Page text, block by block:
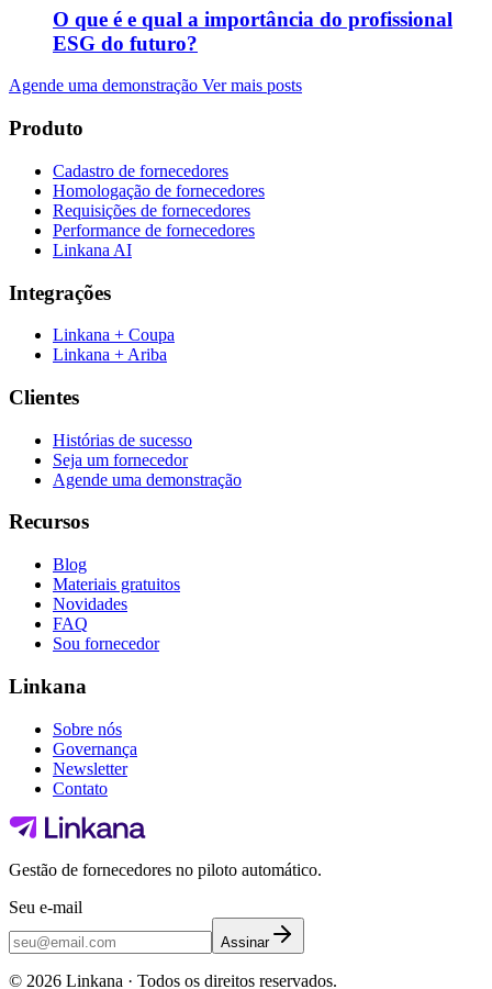
O que é e qual a importância do profissional
ESG do futuro?
Agende uma demonstração Ver mais posts
Produto
Cadastro de fornecedores
Homologação de fornecedores
Requisições de fornecedores
Performance de fornecedores
Linkana AI
Integrações
Linkana + Coupa
Linkana + Ariba
Clientes
Histórias de sucesso
Seja um fornecedor
Agende uma demonstração
Recursos
Blog
Materiais gratuitos
Novidades
FAQ
Sou fornecedor
Linkana
Sobre nós
Governança
Newsletter
Contato
Gestão de fornecedores no piloto automático.
Seu e-mail
Assinar
© 2026 Linkana · Todos os direitos reservados.